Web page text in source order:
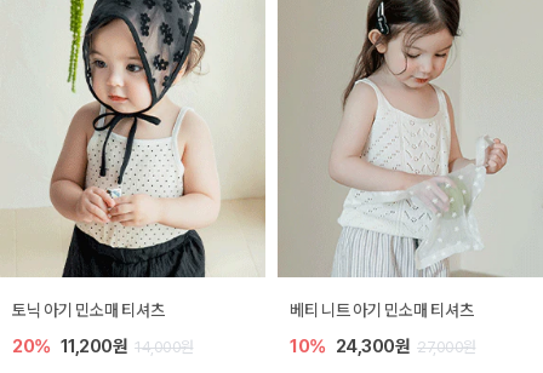
렌디 아기 라운지웨어
10% 18,900원 21,000원
[SIZE ~6Y] 오뎃 라운지웨어
10% 20,700원 23,000원